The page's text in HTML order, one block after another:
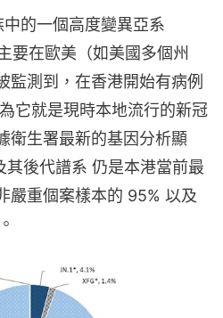
的一個高度變異亞系
要在歐美（如美國多個州
監測到，在香港開始有病例
它就是現時本地流行的新冠
衛生署最新的基因分析顯
其後代譜系 仍是本港當前最
嚴重個案樣本的 95% 以及